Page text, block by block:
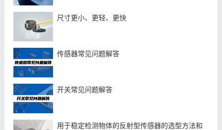
尺寸更小、更轻、更快
​传感器常见问题解答
开关常见问题解答
用于稳定检测物体的反射型传感器的选型方法和